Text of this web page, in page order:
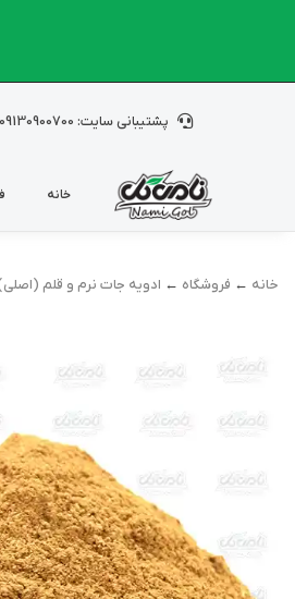
پشتیبانی سایت: 09130900700
خانه
خانه ← فروشگاه ← ادویه جات نرم و قلم